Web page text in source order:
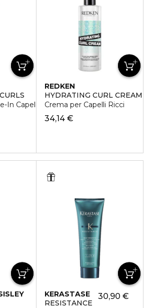
In Capelli Ricci e Secchi
REDKEN
HYDRATING CURL CREAM
Crema per Capelli Ricci
34,14 €
KERASTASE
RESISTANCE
30,90 €